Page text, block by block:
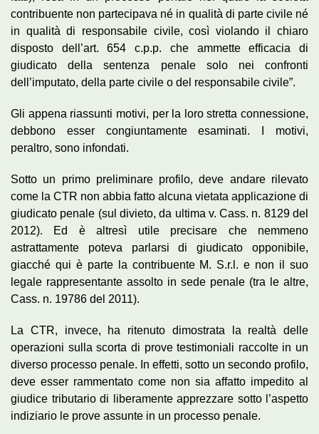
contribuente non partecipava né in qualità di parte civile né
in qualità di responsabile civile, così violando il chiaro
disposto dell’art. 654 c.p.p. che ammette efficacia di
giudicato della sentenza penale solo nei confronti
dell’imputato, della parte civile o del responsabile civile”.
Gli appena riassunti motivi, per la loro stretta connessione,
debbono esser congiuntamente esaminati. I motivi,
peraltro, sono infondati.
Sotto un primo preliminare profilo, deve andare rilevato
come la CTR non abbia fatto alcuna vietata applicazione di
giudicato penale (sul divieto, da ultima v. Cass. n. 8129 del
2012). Ed è altresì utile precisare che nemmeno
astrattamente poteva parlarsi di giudicato opponibile,
giacché qui è parte la contribuente M. S.r.l. e non il suo
legale rappresentante assolto in sede penale (tra le altre,
Cass. n. 19786 del 2011).
La CTR, invece, ha ritenuto dimostrata la realtà delle
operazioni sulla scorta di prove testimoniali raccolte in un
diverso processo penale. In effetti, sotto un secondo profilo,
deve esser rammentato come non sia affatto impedito al
giudice tributario di liberamente apprezzare sotto l’aspetto
indiziario le prove assunte in un processo penale.